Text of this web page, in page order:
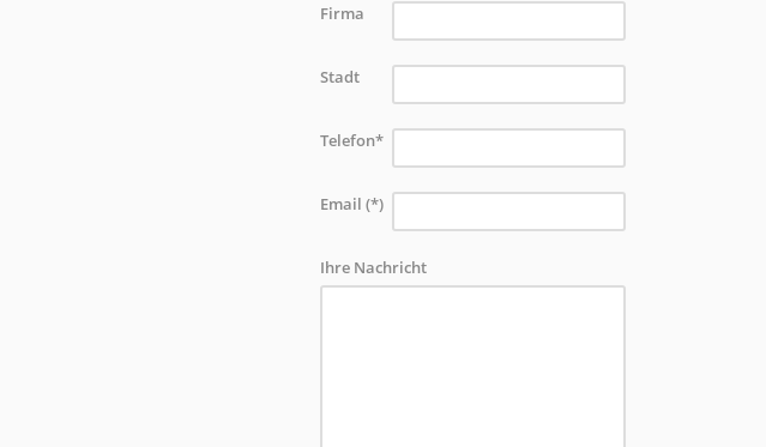
Firma
Stadt
Telefon*
Email (*)
Ihre Nachricht